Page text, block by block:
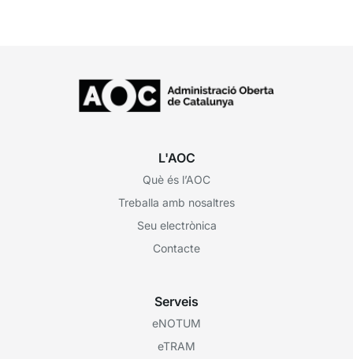
L'AOC
Què és l’AOC
Treballa amb nosaltres
Seu electrònica
Contacte
Serveis
eNOTUM
eTRAM